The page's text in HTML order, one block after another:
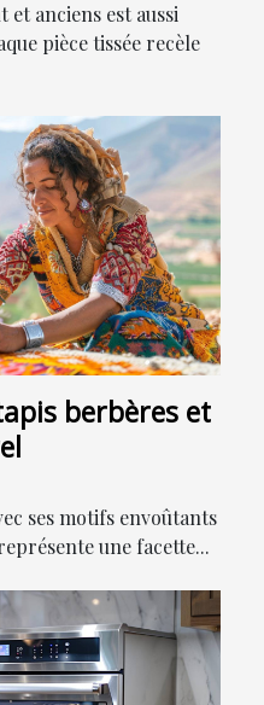
anciens est aussi
pièce tissée recèle
berbères et
ses motifs envoûtants
une facette...